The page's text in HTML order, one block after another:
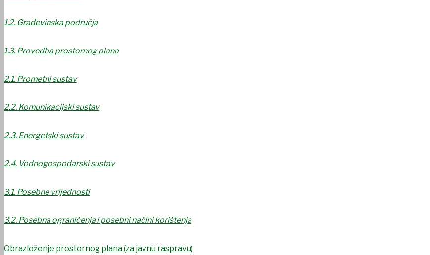
1.2. Građevinska područja
1.3. Provedba prostornog plana
2.1. Prometni sustav
2.2. Komunikacijski sustav
2.3. Energetski sustav
2.4. Vodnogospodarski sustav
3.1. Posebne vrijednosti
3.2. Posebna ograničenja i posebni načini korištenja
Obrazloženje prostornog plana (za javnu raspravu)